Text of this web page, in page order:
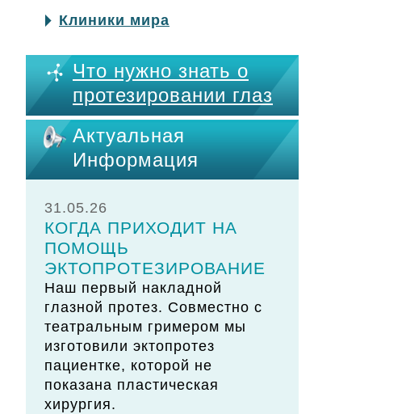
Клиники мира
Что нужно знать о
протезировании глаз
Актуальная
Информация
31.05.26
КОГДА ПРИХОДИТ НА
ПОМОЩЬ
ЭКТОПРОТЕЗИРОВАНИЕ
Наш первый накладной
глазной протез. Совместно с
театральным гримером мы
изготовили эктопротез
пациентке, которой не
показана пластическая
хирургия.